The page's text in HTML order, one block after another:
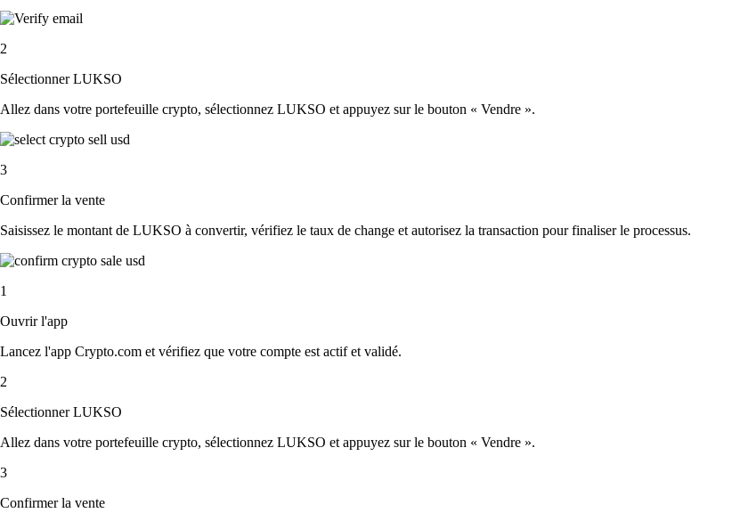
2
Sélectionner LUKSO
Allez dans votre portefeuille crypto, sélectionnez LUKSO et appuyez sur le bouton « Vendre ».
3
Confirmer la vente
Saisissez le montant de LUKSO à convertir, vérifiez le taux de change et autorisez la transaction pour finaliser le processus.
1
Ouvrir l'app
Lancez l'app Crypto.com et vérifiez que votre compte est actif et validé.
2
Sélectionner LUKSO
Allez dans votre portefeuille crypto, sélectionnez LUKSO et appuyez sur le bouton « Vendre ».
3
Confirmer la vente